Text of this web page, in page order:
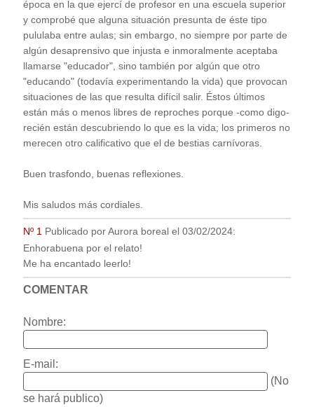
época en la que ejercí de profesor en una escuela superior
y comprobé que alguna situación presunta de éste tipo
pululaba entre aulas; sin embargo, no siempre por parte de
algún desaprensivo que injusta e inmoralmente aceptaba
llamarse "educador", sino también por algún que otro
"educando" (todavía experimentando la vida) que provocan
situaciones de las que resulta difícil salir. Éstos últimos
están más o menos libres de reproches porque -como digo-
recién están descubriendo lo que es la vida; los primeros no
merecen otro calificativo que el de bestias carnívoras.
Buen trasfondo, buenas reflexiones.
Mis saludos más cordiales.
Nº 1Publicado por Aurora boreal el 03/02/2024:
Enhorabuena por el relato!
Me ha encantado leerlo!
COMENTAR
Nombre:
E-mail:
(No
se hará publico)